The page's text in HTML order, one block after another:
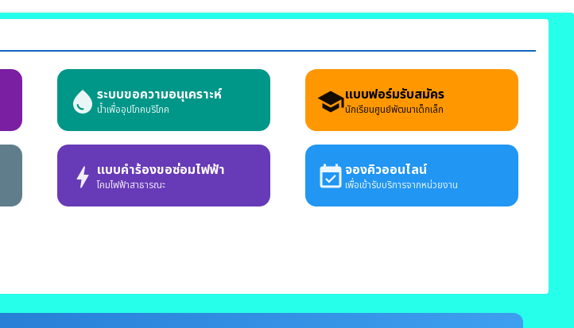
water_drop ระบบขอความอนุเคราะห์
น้ำเพื่ออุปโภคบริโภค schoolแบบฟอร์มรับสมัคร
นักเรียนศูนย์พัฒนาเด็กเล็ก
boltแบบคำร้องขอซ่อมไฟฟ้า
โคมไฟฟ้าสาธารณะ event_available จองคิวออนไลน์
เพื่อเข้ารับบริการจากหน่วยงาน